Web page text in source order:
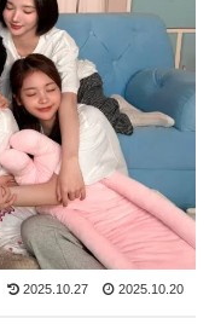
2025.10.27 2025.10.20